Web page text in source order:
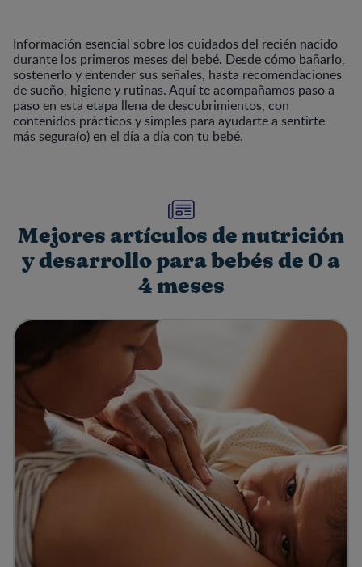
Información esencial sobre los cuidados del recién nacido
durante los primeros meses del bebé. Desde cómo bañarlo,
sostenerlo y entender sus señales, hasta recomendaciones
de sueño, higiene y rutinas. Aquí te acompañamos paso a
paso en esta etapa llena de descubrimientos, con
contenidos prácticos y simples para ayudarte a sentirte
más segura(o) en el día a día con tu bebé.
Mejores artículos de nutrición
y desarrollo para bebés de 0 a
4 meses